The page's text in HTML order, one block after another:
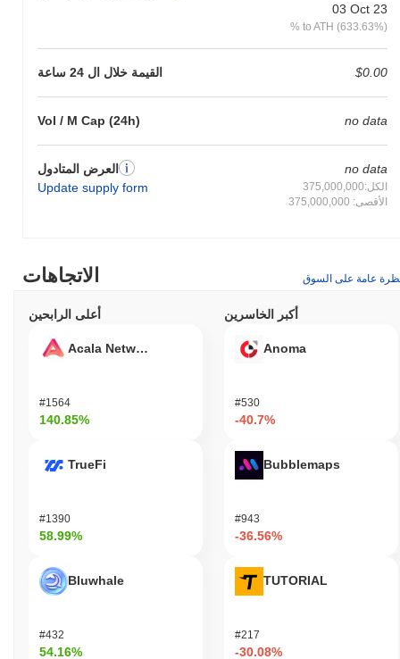
03 Oct 23
% to ATH (633.63%)
القيمة خلال ال 24 ساعة $0.00
Vol / M Cap (24h) no data
العرض المتادول
Update supply form
no data
الكل:375,000,000
الأقصى: 375,000,000
الاتجاهات عامة على السوق
أعلى الرابحين
Acala Network
#1564
140.85%
TrueFi
#1390
58.99%
Bluwhale
#432
54.16%
أكبر الخاسرين
Anoma
#530
-40.7%
Bubblemaps
#943
-36.56%
TUTORIAL
#217
-30.08%